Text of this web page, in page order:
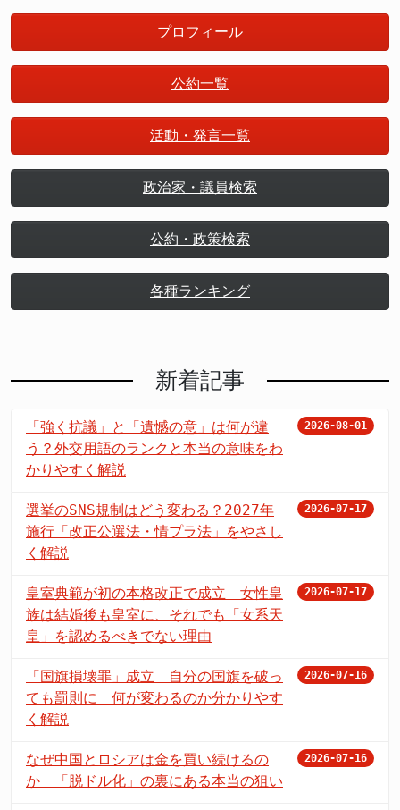
プロフィール
公約一覧
活動・発言一覧
政治家・議員検索
公約・政策検索
各種ランキング
新着記事
「強く抗議」と「遺憾の意」は何が違
う？外交用語のランクと本当の意味をわ
かりやすく解説
2026-08-01
選挙のSNS規制はどう変わる？2027年
施行「改正公選法・情プラ法」をやさし
く解説
2026-07-17
皇室典範が初の本格改正で成立 女性皇
族は結婚後も皇室に、それでも「女系天
皇」を認めるべきでない理由
2026-07-17
「国旗損壊罪」成立 自分の国旗を破っ
ても罰則に 何が変わるのか分かりやす
く解説
2026-07-16
なぜ中国とロシアは金を買い続けるの
か 「脱ドル化」の裏にある本当の狙い
2026-07-16